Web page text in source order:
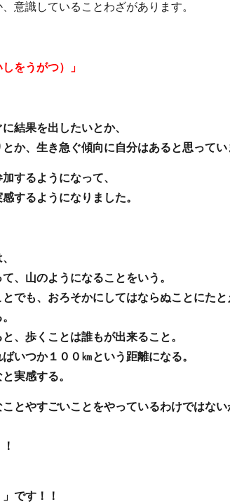
意識していることわざがあります。
をうがつ）」
結果を出したいとか、
か、生き急ぐ傾向に自分はあると思ってい
するようになって、
するようになりました。
、山のようになることをいう。
でも、おろそかにしてはならぬことにた
、歩くことは誰もが出来ること。
いつか１００㎞という距離になる。
実感する。
とやすごいことをやっているわけではな
です！！